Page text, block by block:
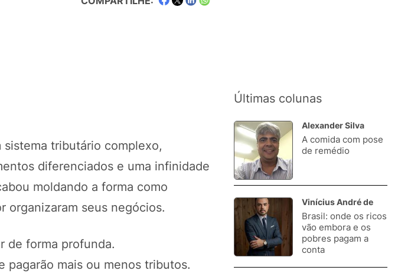
tributário complexo,
diferenciados e uma infinidade
moldando a forma como
organizaram seus negócios.
de forma profunda.
pagarão mais ou menos tributos.
Últimas colunas
1.
Alexander Silva
A comida com pose
de remédio
Vinícius André de
Brasil: onde os ricos
vão embora e os
pobres pagam a
conta